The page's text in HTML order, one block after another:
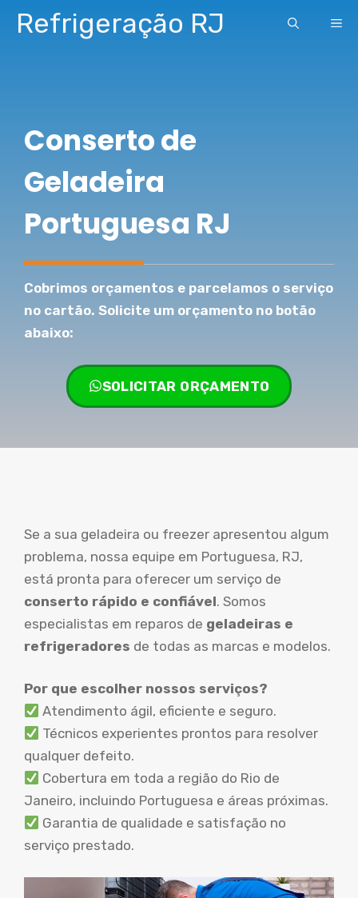
Pular
paraRefrigeração RJ
Conserto de
Geladeira
Portuguesa RJ
Cobrimos orçamentos e parcelamos o serviço
no cartão. Solicite um orçamento no botão
abaixo:
SOLICITAR ORÇAMENTO
Se a sua geladeira ou freezer apresentou algum
problema, nossa equipe em Portuguesa, RJ,
está pronta para oferecer um serviço de
conserto rápido e confiável. Somos
especialistas em reparos de geladeiras e
refrigeradores de todas as marcas e modelos.
Por que escolher nossos serviços?
Atendimento ágil, eficiente e seguro.
Técnicos experientes prontos para resolver
qualquer defeito.
Cobertura em toda a região do Rio de
Janeiro, incluindo Portuguesa e áreas próximas.
Garantia de qualidade e satisfação no
serviço prestado.